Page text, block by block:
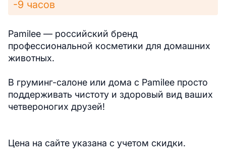
-9 часов
Pamilee — российский бренд
профессиональной косметики для домашних
животных.
В груминг-салоне или дома с Pamilee просто
поддерживать чистоту и здоровый вид ваших
четвероногих друзей!
Цена на сайте указана с учетом скидки.